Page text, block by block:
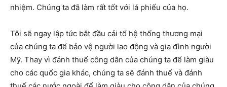
nhiệm. Chúng ta đã làm rất tốt với lá phiếu của họ.
Tôi sẽ ngay lập tức bắt đầu cải tổ hệ thống thương mại
của chúng ta để bảo vệ người lao động và gia đình người
Mỹ. Thay vì đánh thuế công dân của chúng ta để làm giàu
cho các quốc gia khác, chúng ta sẽ đánh thuế và đánh